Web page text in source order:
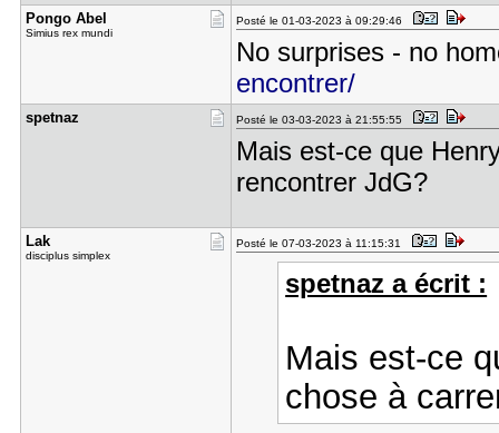
Pongo Abel
Simius rex mundi
Posté le 01-03-2023 à 09:29:46
No surprises - no
encontrer/
spetnaz Posté le 03-03-2023 à 21:55:55
Mais est-ce que
rencontrer JdG?
Lak
disciplus simplex
Posté le 07-03-2023 à 11:15:31
spetnaz a écrit :
Mais est-ce
chose à